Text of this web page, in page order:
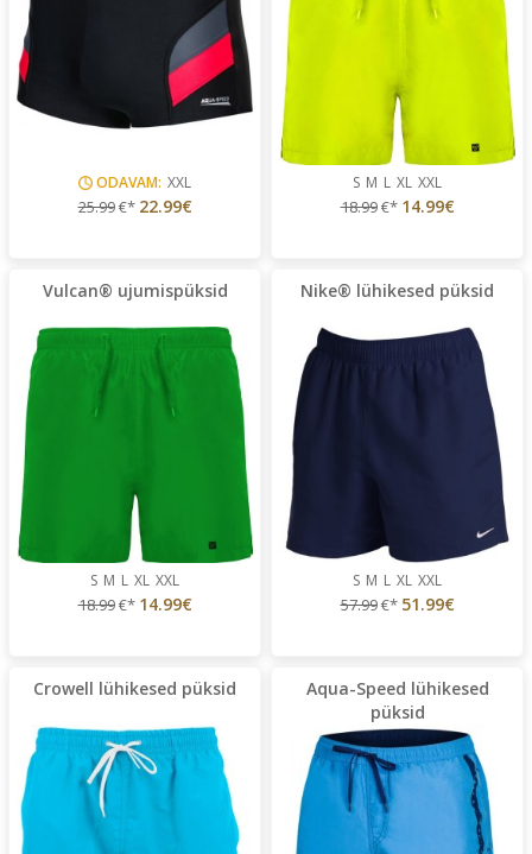
ODAVAM: XXL
25.99€* 22.99€
S M L XL XXL
18.99€* 14.99€
Vulcan® ujumispüksid
S M L XL XXL
18.99€* 14.99€
Nike® lühikesed püksid
S M L XL XXL
57.99€* 51.99€
Crowell lühikesed püksid
Aqua-Speed lühikesed
püksid